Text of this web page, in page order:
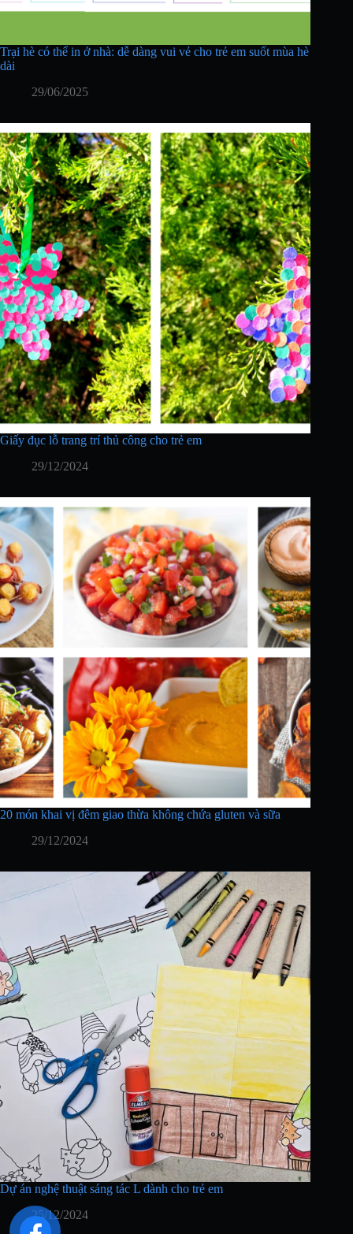
Trại hè có thể in ở nhà: dễ dàng vui vẻ cho trẻ em suốt mùa hè
dài
29/06/2025
Giấy đục lỗ trang trí thủ công cho trẻ em
29/12/2024
20 món khai vị đêm giao thừa không chứa gluten và sữa
29/12/2024
Dự án nghệ thuật sáng tác L dành cho trẻ em
25/12/2024